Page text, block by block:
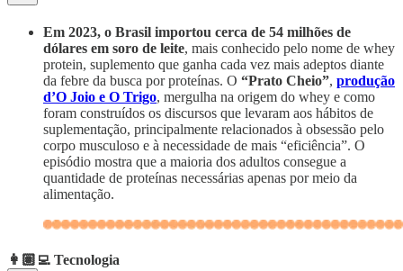
Em 2023, o Brasil importou cerca de 54 milhões de
dólares em soro de leite, mais conhecido pelo nome de whey
protein, suplemento que ganha cada vez mais adeptos diante
da febre da busca por proteínas. O “Prato Cheio”, produção
d’O Joio e O Trigo, mergulha na origem do whey e como
foram construídos os discursos que levaram aos hábitos de
suplementação, principalmente relacionados à obsessão pelo
corpo musculoso e à necessidade de mais “eficiência”. O
episódio mostra que a maioria dos adultos consegue a
quantidade de proteínas necessárias apenas por meio da
alimentação.
👩🏽‍💻 Tecnologia